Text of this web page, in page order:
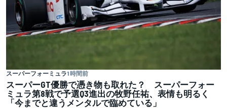
スーパーフォーミュラ1 時間前
スーパーGT優勝で憑き物も取れた？ スーパーフォー
ミュラ第8戦で予選Q3進出の牧野任祐、表情も明るく
「今までと違うメンタルで臨めている」